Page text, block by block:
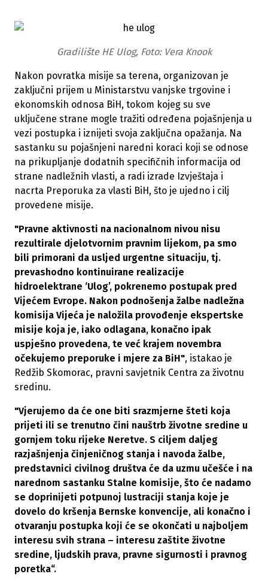
Gradilište HE Ulog, Foto: Vera Knook
Nakon povratka misije sa terena, organizovan je
zaključni prijem u Ministarstvu vanjske trgovine i
ekonomskih odnosa BiH, tokom kojeg su sve
uključene strane mogle tražiti određena pojašnjenja u
vezi postupka i iznijeti svoja zaključna opažanja. Na
sastanku su pojašnjeni naredni koraci koji se odnose
na prikupljanje dodatnih specifičnih informacija od
strane nadležnih vlasti, a radi izrade Izvještaja i
nacrta Preporuka za vlasti BiH, što je ujedno i cilj
provedene misije.
"Pravne aktivnosti na nacionalnom nivou nisu
rezultirale djelotvornim pravnim lijekom, pa smo
bili primorani da usljed urgentne situaciju, tj.
prevashodno kontinuirane realizacije
hidroelektrane ‘Ulog’, pokrenemo postupak pred
Vijećem Evrope. Nakon podnošenja žalbe nadležna
komisija Vijeća je naložila provođenje ekspertske
misije koja je, iako odlagana, konačno ipak
uspješno provedena, te već krajem novembra
očekujemo preporuke i mjere za BiH", istakao je
Redžib Skomorac, pravni savjetnik Centra za životnu
sredinu.
"Vjerujemo da će one biti srazmjerne šteti koja
prijeti ili se trenutno čini nauštrb životne sredine u
gornjem toku rijeke Neretve. S ciljem daljeg
razjašnjenja činjeničnog stanja i navoda žalbe,
predstavnici civilnog društva će da uzmu učešće i na
narednom sastanku Stalne komisije, što će nadamo
se doprinijeti potpunoj lustraciji stanja koje je
dovelo do kršenja Bernske konvencije, ali konačno i
otvaranju postupka koji će se okončati u najboljem
interesu svih strana – interesu zaštite životne
sredine, ljudskih prava, pravne sigurnosti i pravnog
poretka“.